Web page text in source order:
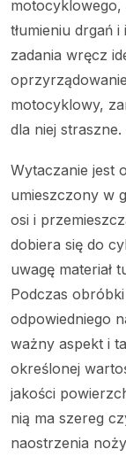
motocyklowego,
tłumieniu drgań
zadania wręcz
motocyklowy,
dla niej straszne.
Wytaczanie jest
umieszczony w
osi i
dobiera się do
uwagę materiał
Podczas
odpowiedniego
ważny aspekt i
określonej
jakości
nią ma szereg
naostrzenia